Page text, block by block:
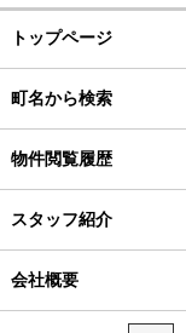
トップページ
町名から検索
物件閲覧履歴
スタッフ紹介
会社概要